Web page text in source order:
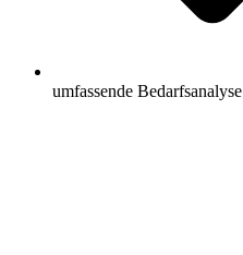
umfassende Bedarfsanalyse